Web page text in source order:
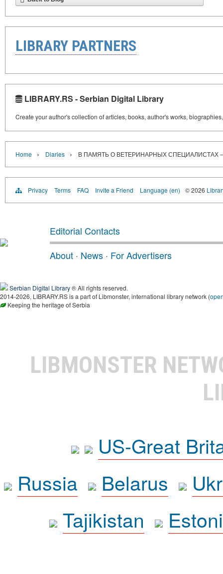
LIBRARY PARTNERS
LIBRARY.RS - Serbian Digital Library
Create your author's collection of articles, books, author's works,
Home › Diaries › В ПАМЯТЬ О ВЕТЕРИНАРНЫХ СПЕЦИАЛИСТАХ
Privacy Terms FAQ Invite a Friend Language (en) © 2026
Editorial Contacts
About · News · For Advertisers
Serbian Digital Library® All rights reserved.
2014-2026, LIBRARY.RS is a part of Libmonster, international library network (
Keeping the heritage of Serbia
LIBMONSTER
US-Great
Russia
Belarus
Tajikistan